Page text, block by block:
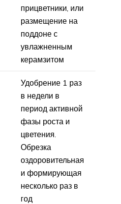
прицветники, или
размещение на
поддоне с
увлажненным
керамзитом
Удобрение 1 раз
в недели в
период активной
фазы роста и
цветения.
Обрезка
оздоровительная
и формирующая
несколько раз в
год